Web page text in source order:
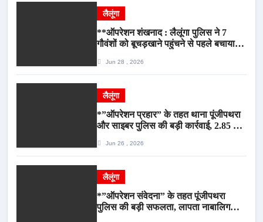
लैलूंगा
**ऑपरेशन शंखनाद : लैलूंगा पुलिस ने 7
गौवंशों को बूचड़खाने पहुंचने से पहले बचाया,
Jun 28 , 2026
लैलूंगा
*”ऑपरेशन प्रहार” के तहत थाना पूंजीपथरा
और साइबर पुलिस की बड़ी कार्रवाई, 2.85 टन
Jun 26 , 2026
लैलूंगा
*”ऑपरेशन संवेदना” के तहत पूंजीपथरा
पुलिस की बड़ी सफलता, लापता नाबालिग